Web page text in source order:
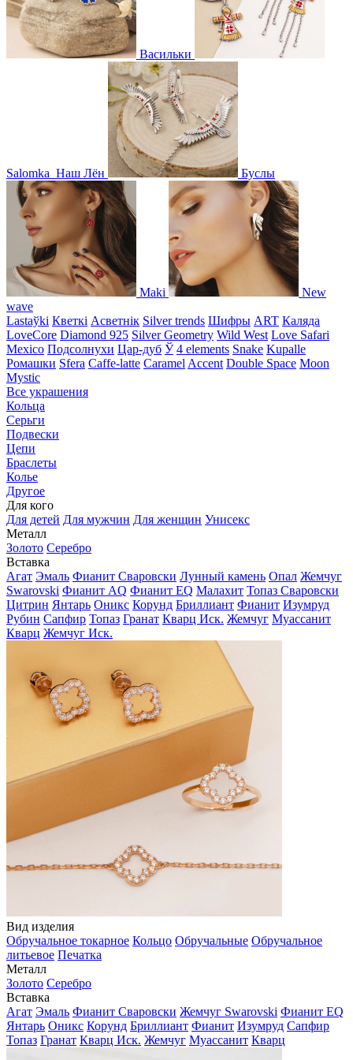
Васильки
Salomka Наш Лён Буслы
Maki
New
wave
Lastaўki Кветкі Асветнiк Silver trends Шифры ART Каляда
LoveCore Diamond 925 Silver Geometry Wild West Love Safari
Mexico Подсолнухи Цар-дуб Ў 4 elements Snake Kupalle
Ромашки Sfera Caffe-latte Caramel Accent Double Space Moon
Mystic
Все украшения
Кольца
Серьги
Подвески
Цепи
Браслеты
Колье
Другое
Для кого
Для детей Для мужчин Для женщин Унисекс
Металл
Золото Серебро
Вставка
Агат Эмаль Фианит Сваровски Лунный камень Опал Жемчуг
Swarovski Фианит AQ Фианит EQ Малахит Топаз Сваровски
Цитрин Янтарь Оникс Корунд Бриллиант Фианит Изумруд
Рубин Сапфир Топаз Гранат Кварц Иск. Жемчуг Муассанит
Кварц Жемчуг Иск.
Вид изделия
Обручальное токарное Кольцо Обручальные Обручальное
литьевое Печатка
Металл
Золото Серебро
Вставка
Агат Эмаль Фианит Сваровски Жемчуг Swarovski Фианит EQ
Янтарь Оникс Корунд Бриллиант Фианит Изумруд Сапфир
Топаз Гранат Кварц Иск. Жемчуг Муассанит Кварц